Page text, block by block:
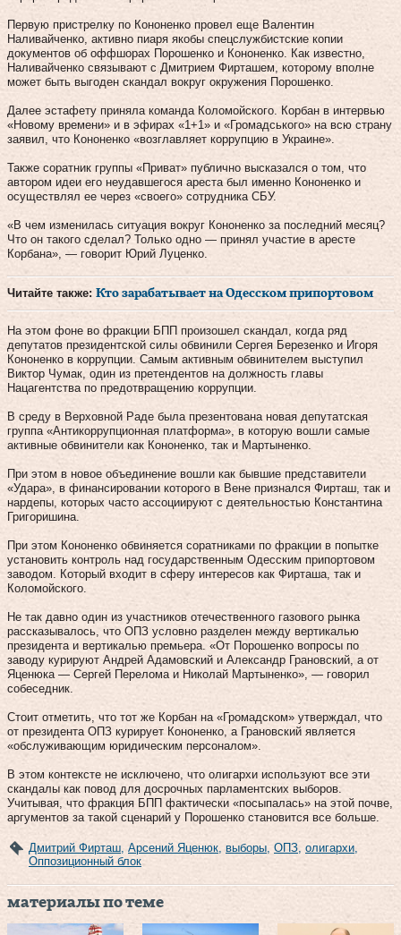
Первую пристрелку по Кононенко провел еще Валентин
Наливайченко, активно пиаря якобы спецслужбистские копии
документов об оффшорах Порошенко и Кононенко. Как известно,
Наливайченко связывают с Дмитрием Фирташем, которому вполне
может быть выгоден скандал вокруг окружения Порошенко.
Далее эстафету приняла команда Коломойского. Корбан в интервью
«Новому времени» и в эфирах «1+1» и «Громадського» на всю страну
заявил, что Кононенко «возглавляет коррупцию в Украине».
Также соратник группы «Приват» публично высказался о том, что
автором идеи его неудавшегося ареста был именно Кононенко и
осуществлял ее через «своего» сотрудника СБУ.
«В чем изменилась ситуация вокруг Кононенко за последний месяц?
Что он такого сделал? Только одно — принял участие в аресте
Корбана», — говорит Юрий Луценко.
Читайте также: Кто зарабатывает на Одесском припортовом
На этом фоне во фракции БПП произошел скандал, когда ряд
депутатов президентской силы обвинили Сергея Березенко и Игоря
Кононенко в коррупции. Самым активным обвинителем выступил
Виктор Чумак, один из претендентов на должность главы
Нацагентства по предотвращению коррупции.
В среду в Верховной Раде была презентована новая депутатская
группа «Антикоррупционная платформа», в которую вошли самые
активные обвинители как Кононенко, так и Мартыненко.
При этом в новое объединение вошли как бывшие представители
«Удара», в финансировании которого в Вене признался Фирташ, так и
нардепы, которых часто ассоциируют с деятельностью Константина
Григоришина.
При этом Кононенко обвиняется соратниками по фракции в попытке
установить контроль над государственным Одесским припортовом
заводом. Который входит в сферу интересов как Фирташа, так и
Коломойского.
Не так давно один из участников отечественного газового рынка
рассказывалось, что ОПЗ условно разделен между вертикалью
президента и вертикалью премьера. «От Порошенко вопросы по
заводу курируют Андрей Адамовский и Александр Грановский, а от
Яценюка — Сергей Перелома и Николай Мартыненко», — говорил
собеседник.
Стоит отметить, что тот же Корбан на «Громадском» утверждал, что
от президента ОПЗ курирует Кононенко, а Грановский является
«обслуживающим юридическим персоналом».
В этом контексте не исключено, что олигархи используют все эти
скандалы как повод для досрочных парламентских выборов.
Учитывая, что фракция БПП фактически «посыпалась» на этой почве,
аргументов за такой сценарий у Порошенко становится все больше.
Дмитрий Фирташ Арсений Яценюк выборы ОПЗ олигархи
Оппозиционный блок
материалы по теме